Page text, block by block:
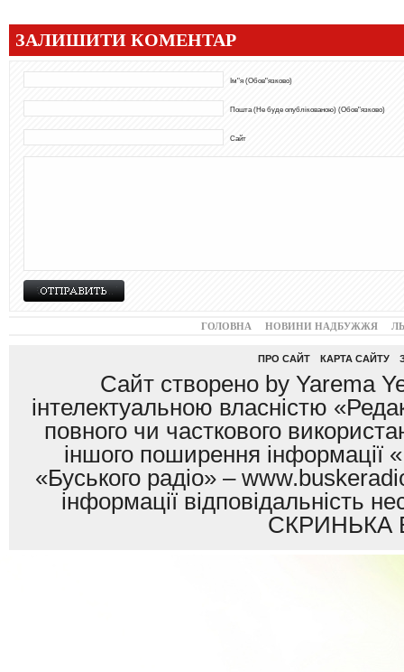
ЗАЛИШИТИ КОМЕНТАР
Ім"я (Обов"язково)
Пошта (Не буде опублікованою) (Обов"язково)
Сайт
ГОЛОВНА НОВИНИ НАДБУЖЖЯ
ПРО САЙТ КАРТА САЙТУ
Сайт створено by Yarema
інтелектуальною власністю
повного чи часткового
іншого поширення інформації
«Буського радіо» –
інформації
СКРИНЬКА